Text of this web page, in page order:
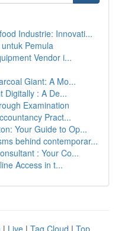
Industrie: Innovati...
Pemula
Vendor i...
Giant: A Mo...
Digitally : A De...
Examination
Pract...
Your Guide to Op...
behind contemporar...
: Your Co...
Access in t...
| Live | Tag Cloud | Top